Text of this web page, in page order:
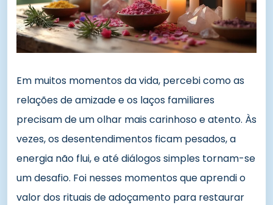
Em muitos momentos da vida, percebi como as
relações de amizade e os laços familiares
precisam de um olhar mais carinhoso e atento. Às
vezes, os desentendimentos ficam pesados, a
energia não flui, e até diálogos simples tornam-se
um desafio. Foi nesses momentos que aprendi o
valor dos rituais de adoçamento para restaurar